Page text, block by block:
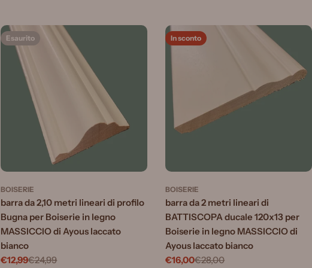
Esaurito
BOISERIE
barra da 2,10 metri lineari di profilo
Bugna per Boiserie in legno
MASSICCIO di Ayous laccato
bianco
Prezzo
€12,99
Prezzo€24,99
In sconto
BOISERIE
barra da 2 metri lineari di
BATTISCOPA ducale 120x13 per
Boiserie in legno MASSICCIO di
Ayous laccato bianco
Prezzo
€16,00
Prezzo€28,00